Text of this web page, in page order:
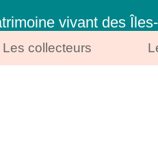
vivant des
Les collecteurs